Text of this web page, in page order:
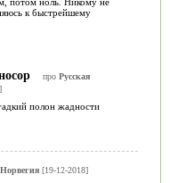
к быстрейшему
про Русская
полон жадности
[19-12-2018]